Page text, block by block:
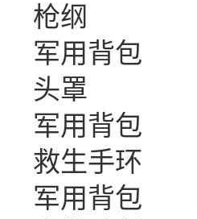
枪纲
军用背包
头罩
军用背包
救生手环
军用背包